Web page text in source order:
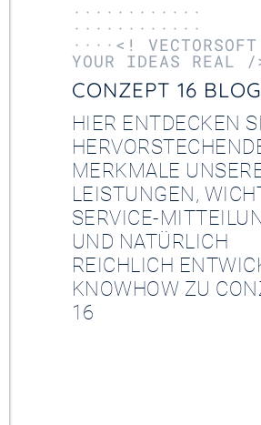
············
············
····<!
YOUR IDEAS REAL /
CONZEPT 16 BLOG
HIER ENTDECKEN
MERKMALE
LEISTUNGEN,
SERVICE-
UND NATÜRLICH
REICHLICH
KNOWHOW ZU
16